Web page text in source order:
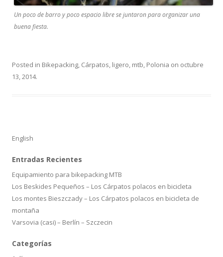
Un poco de barro y poco espacio libre se juntaron para organizar una
buena fiesta.
Posted in Bikepacking, Cárpatos, ligero, mtb, Polonia on octubre
13, 2014.
English
Entradas Recientes
Equipamiento para bikepacking MTB
Los Beskides Pequeños – Los Cárpatos polacos en bicicleta
Los montes Bieszczady – Los Cárpatos polacos en bicicleta de
montaña
Varsovia (casi) – Berlín – Szczecin
Categorías